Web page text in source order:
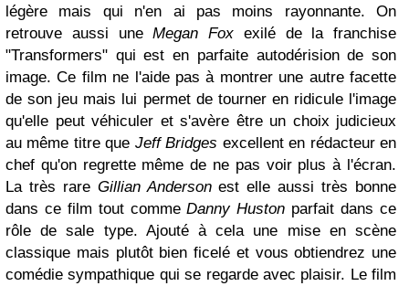
légère mais qui n'en ai pas moins rayonnante. On
retrouve aussi uneMegan Fox exilé de la franchise
"Transformers" qui est en parfaite autodérision de son
image. Ce film ne l'aide pas à montrer une autre facette
de son jeu mais lui permet de tourner en ridicule l'image
qu'elle peut véhiculer et s'avère être un choix judicieux
au même titre que Jeff Bridges excellent en rédacteur en
chef qu'on regrette même de ne pas voir plus à l'écran.
La très rare Gillian Andersonest elle aussi très bonne
dans ce film tout commeDanny Huston parfait dans ce
rôle de sale type. Ajouté à cela une mise en scène
classique mais plutôt bien ficelé et vous obtiendrez une
comédie sympathique qui se regarde avec plaisir. Le film